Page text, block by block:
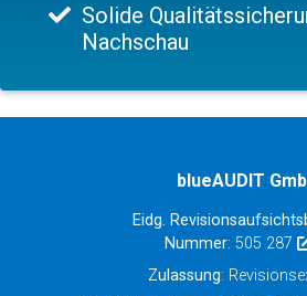
Solide
Nachschau
blueAUDIT
Eidg.
Nummer: 505 287
Zulassung: